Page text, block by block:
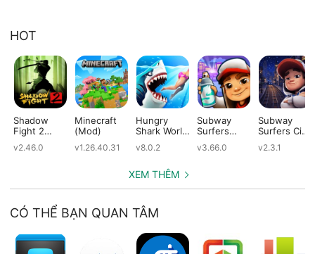
HOT
Shadow
Fight 2
v2.46.0
Minecraft
(Mod)
v1.26.40.31
Hungry
Shark World
v8.0.2
Subway
Surfers
v3.66.0
Subway
Surfers City
v2.3.1
XEM THÊM
CÓ THỂ BẠN QUAN TÂM